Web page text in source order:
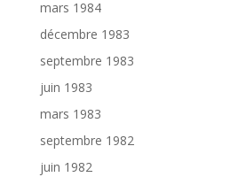
mars 1984
décembre 1983
septembre 1983
juin 1983
mars 1983
septembre 1982
juin 1982